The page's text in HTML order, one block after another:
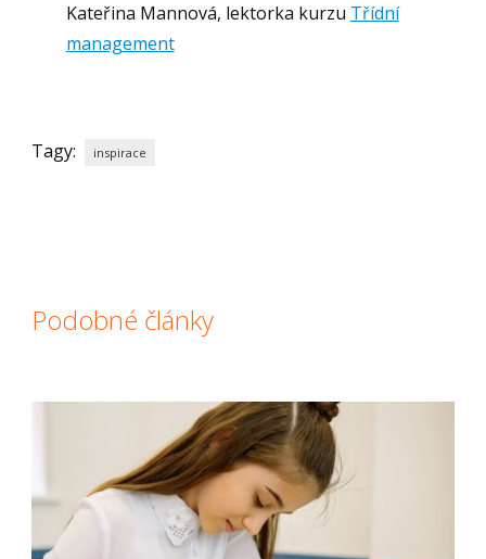
Kateřina Mannová, lektorka kurzu Třídní
management
Tagy: inspirace
Podobné články